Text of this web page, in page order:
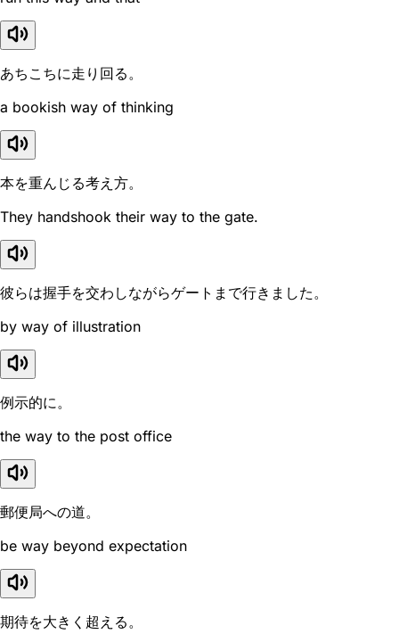
あちこちに走り回る。
a bookish way of thinking
本を重んじる考え方。
They handshook their way to the gate.
彼らは握手を交わしながらゲートまで行きました。
by way of illustration
例示的に。
the way to the post office
郵便局への道。
be way beyond expectation
期待を大きく超える。